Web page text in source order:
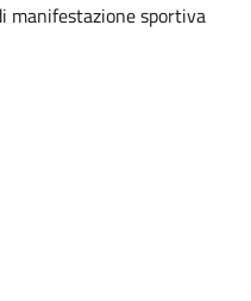
manifestazione sportiva